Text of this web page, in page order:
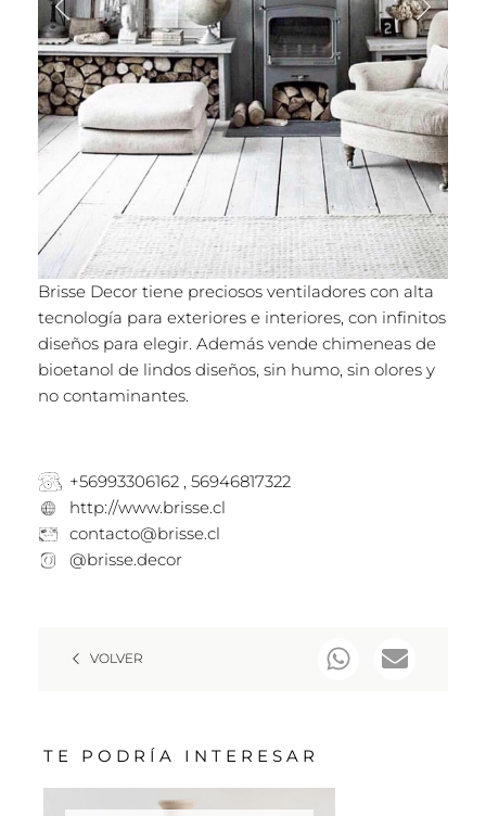
Brisse Decor tiene preciosos ventiladores con alta
tecnología para exteriores e interiores, con infinitos
diseños para elegir. Además vende chimeneas de
bioetanol de lindos diseños, sin humo, sin olores y
no contaminantes.
+56993306162 , 56946817322
http://www.brisse.cl
contacto@brisse.cl
@brisse.decor
VOLVER
TE PODRÍA INTERESAR